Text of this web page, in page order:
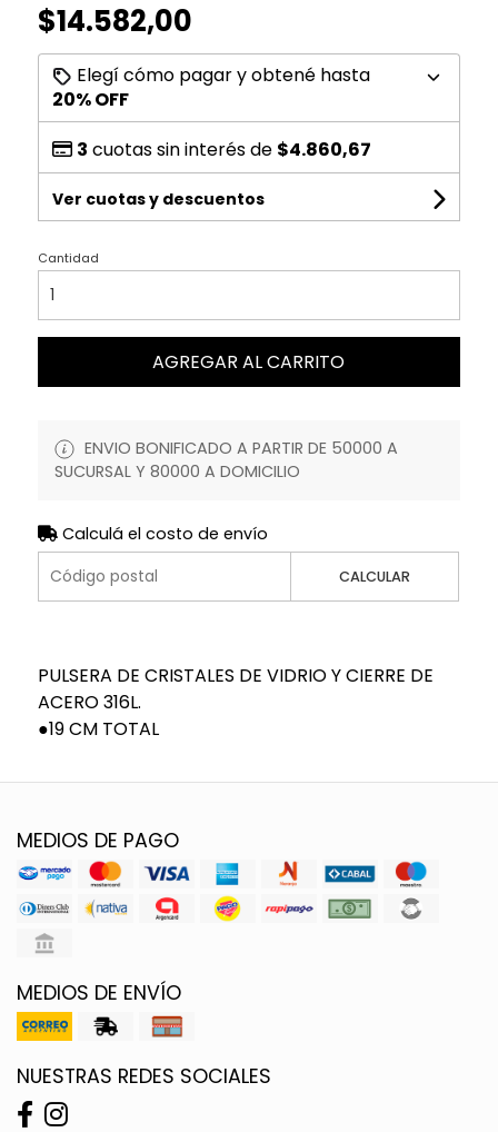
$14.582,00
Elegí cómo pagar y obtené hasta
20% OFF
3 cuotas sin interés de $4.860,67
Ver cuotas y descuentos
Cantidad
AGREGAR AL CARRITO
ENVIO BONIFICADO A PARTIR DE 50000 A
SUCURSAL Y 80000 A DOMICILIO
Calculá el costo de envío
CALCULAR
PULSERA DE CRISTALES DE VIDRIO Y CIERRE DE
ACERO 316L.
●19 CM TOTAL
MEDIOS DE PAGO
MEDIOS DE ENVÍO
NUESTRAS REDES SOCIALES